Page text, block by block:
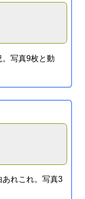
写真9枚と動
れこれ。写真3